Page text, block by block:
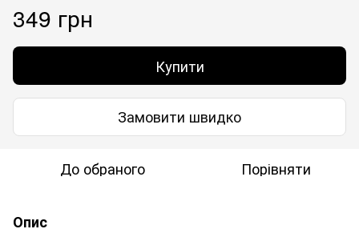
349 грн
Купити
Замовити швидко
До обраного Порівняти
Опис